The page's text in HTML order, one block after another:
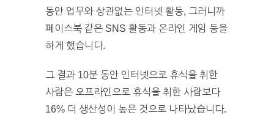
동안 업무와 상관없는 인터넷 활동, 그러니까
페이스북 같은 SNS 활동과 온라인 게임 등을
하게 했습니다.
그 결과 10분 동안 인터넷으로 휴식을 취한
사람은 오프라인으로 휴식을 취한 사람보다
16% 더 생산성이 높은 것으로 나타났습니다.